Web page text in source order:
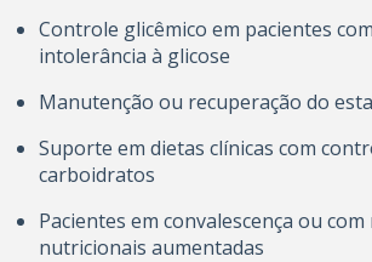
Controle glicêmico em pacientes
intolerância à glicose
Manutenção ou recuperação do
Suporte em dietas clínicas com
carboidratos
Pacientes em convalescença ou com
nutricionais aumentadas